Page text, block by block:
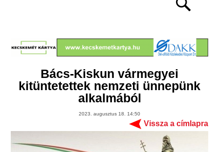
Bács-Kiskun vármegyei
kitüntetettek nemzeti ünnepünk
alkalmából
2023. augusztus 18. 14:50
Vissza a címlapra